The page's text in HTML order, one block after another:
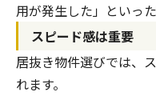
用が発生した」といっ
スピード感は重要
居抜き物件選びでは、
れます。